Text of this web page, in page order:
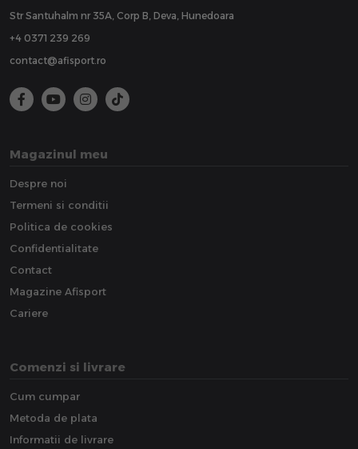
Str Santuhalm nr 35A, Corp B, Deva, Hunedoara
+4 0371 239 269
contact@afisport.ro
Magazinul meu
Despre noi
Termeni si conditii
Politica de cookies
Confidentialitate
Contact
Magazine Afisport
Cariere
Comenzi si livrare
Cum cumpar
Metoda de plata
Informatii de livrare